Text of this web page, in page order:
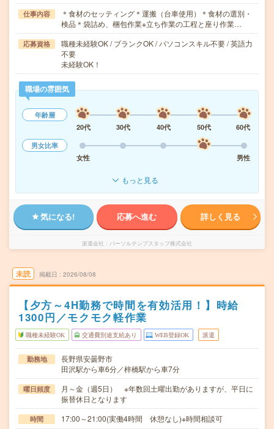
仕事内容
＊食材のセッティング＊運搬（台車使用）＊食材の選別・
検品＊袋詰め、梱包作業※立ち作業の工程と座り作業…
応募資格
職種未経験OK / ブランクOK / パソコンスキル不要 / 英語力
不要
未経験OK！
職場の雰囲気
年齢層
20代
30代 40代 50代
60代
男女比率
女性
男性
もっと見る
気になる! 応募へ進む 詳しく見る
派遣会社 パーソルテンプスタッフ株式会社
未読 掲載日 2026/08/08
【夕方～4H勤務で時間を有効活用！】時給
1300円／モクモク軽作業
職種未経験OK 交通費別途支給あり WEB登録OK 派遣
勤務地
長野県安曇野市
田沢駅から車6分／梓橋駅から車7分
曜日頻度
月～金（週5日） ※年数回土曜出勤がありますが、平日に
振替休日となります
時間 17:00～21:00(実働4時間 休憩なし)※時間相談可